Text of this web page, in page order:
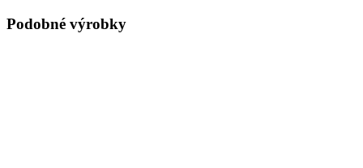
Podobné výrobky